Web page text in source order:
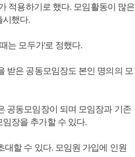
적용하기로 했다. 모임활동이 많은
시했다.
는 모두가'로 정했다.
받은 공동모임장도 본인 명의의 모
공동모임장이 되며 모임장과 기존
장을 추가할 수 있다.
할 수 있다. 모임원 가입에 인원